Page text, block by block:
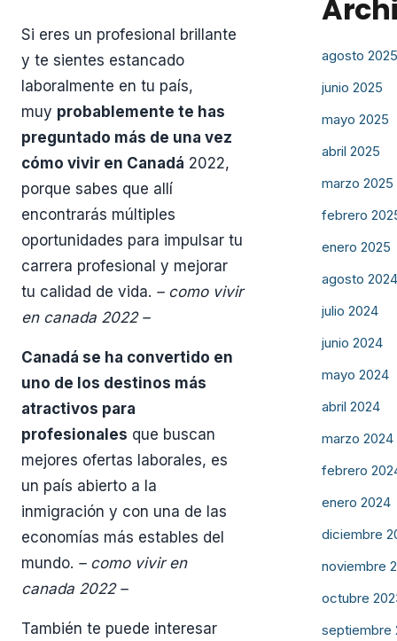
Si eres un profesional brillante
y te sientes estancado
laboralmente en tu país,
muy probablemente te has
preguntado más de una vez
cómo vivir en Canadá 2022,
porque sabes que allí
encontrarás múltiples
oportunidades para impulsar tu
carrera profesional y mejorar
tu calidad de vida. – como vivir
en canada 2022 –
Canadá se ha convertido en
uno de los destinos más
atractivos para
profesionales que buscan
mejores ofertas laborales, es
un país abierto a la
inmigración y con una de las
economías más estables del
mundo. – como vivir en
canada 2022 –
También te puede interesar
agosto 2025
junio 2025
mayo 2025
abril 2025
marzo 2025
febrero
enero 2025
agosto 2024
julio 2024
junio 2024
mayo 2024
abril 2024
marzo 2024
febrero
enero 2024
diciembre
noviembre
octubre
septiembre